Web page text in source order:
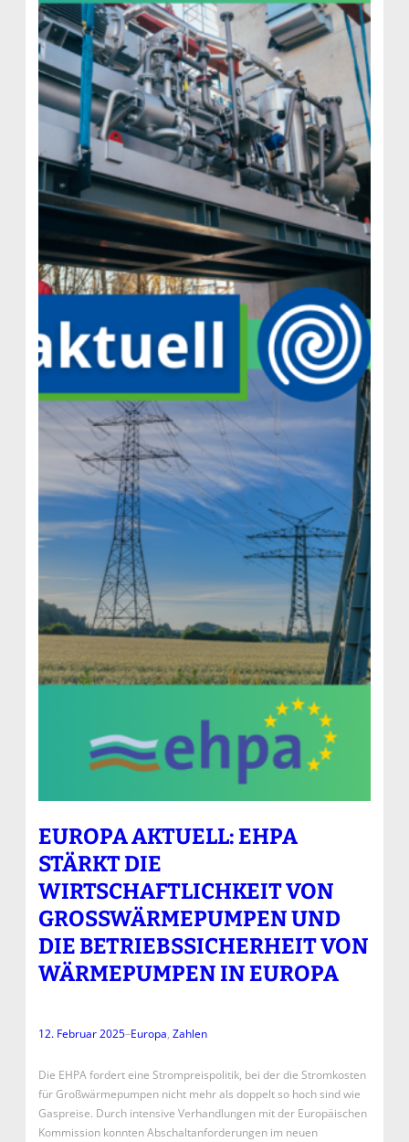
EUROPA AKTUELL: EHPA
STÄRKT DIE
WIRTSCHAFTLICHKEIT VON
GROSSWÄRMEPUMPEN UND D
IE BETRIEBSSICHERHEIT VON W
ÄRMEPUMPEN IN EUROPA
12. Februar 2025–Europa, Zahlen
Die EHPA fordert eine Strompreispolitik, bei der die Stromkosten
für Großwärmepumpen nicht mehr als doppelt so hoch sind wie
Gaspreise. Durch intensive Verhandlungen mit der Europäischen
Kommission konnten Abschaltanforderungen im neuen